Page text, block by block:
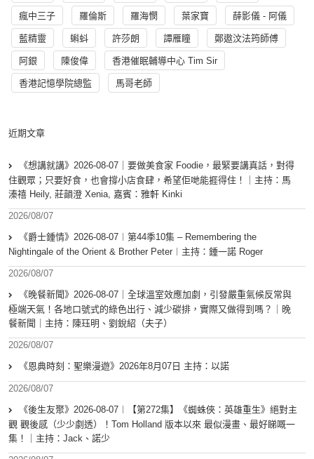
瘋中三子 羅倫斯 羅海憫 葉家寶 薛影儀 - 阿儀
藍精靈 蝌蚪 許莎朗 譚雁瞳 鄭遨汶法筠師傅
阿銀 陳俊偉 香港催眠輔導中心 Tim Sir
香港記憶學院總監 馬哥老師
近期文章
《想講就講》2026-08-07｜要做美食家 Foodie，最緊要講真話，對得
住觀眾；只要好食，也會撐小店食肆，希望佢哋能捱得住！｜主持：馬
溱禧 Heily, 莊韻澄 Xenia, 嘉賓：雅軒 Kinki
2026/08/07
《爵士鍾情》2026-08-07︱第44季10集 – Remembering the
Nightingale of the Orient & Brother Peter︱主持：鍾一諾 Roger
2026/08/07
《晚餐新聞》2026-08-07｜全球溫室效應加劇，引發嚴重氣候反常與
極端天氣！各地口號式的綠色出行、減少碳排，實際又做得到嗎？｜晚
餐新聞｜主持：陳珏明、劉銳紹（夫子）
2026/08/07
《恩典時刻：聖樂漫遊》2026年8月07日 主持：以諾
2026/08/07
《後生友聚》2026-08-07︱【第272集】《蜘蛛俠：英雄重生》絕對主
觀 觀後感（少少劇透）！Tom Holland 版本以來 最似漫畫、最好睇嘅一
集！｜主持：Jack、諾少